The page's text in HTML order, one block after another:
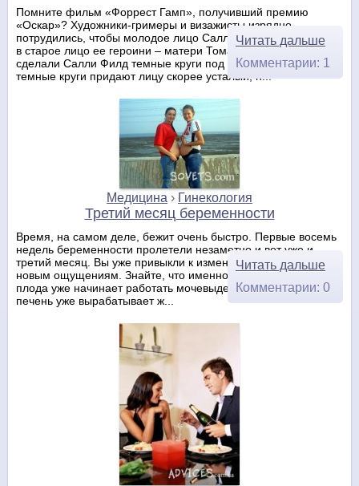
Помните фильм «Форрест Гамп», получивший премию
«Оскар»? Художники-гримеры и визажисты изрядно
потрудились, чтобы молодое лицо Салли Филд превратилось
в старое лицо ее героини – матери Тома Хэнкса. Они
сделали Салли Филд темные круги под глазами. Правда,
темные круги придают лицу скорее усталый, н...
Читать дальше
Комментарии: 1
Медицина › Гинекология
Третий месяц беременности
Время, на самом деле, бежит очень быстро. Первые восемь
недель беременности пролетели незаметно и вот уже и
третий месяц. Вы уже привыкли к изменениям в организме, к
новым ощущениям. Знайте, что именно в этот период у
плода уже начинает работать мочевыделительная система,
печень уже вырабатывает ж...
Читать дальше
Комментарии: 0